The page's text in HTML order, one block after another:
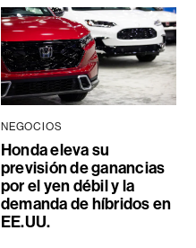
NEGOCIOS
Honda eleva su
previsión de ganancias
por el yen débil y la
demanda de híbridos en
EE.UU.